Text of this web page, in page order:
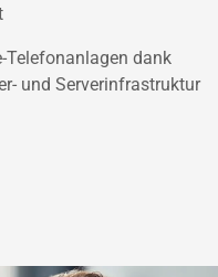
Telefonanlagen dank
und Serverinfrastruktur